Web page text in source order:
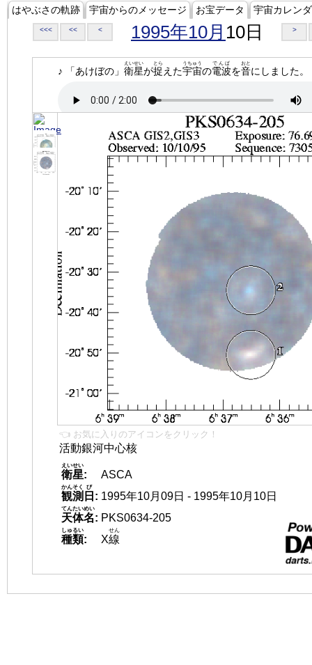
はやぶさの軌跡 宇宙からのメッセージ お宝データ 宇宙カレン
<<< << < 1995年10月 10日 >
♪ 「あけぼの」 衛星
えいせい
が捉
とら
えた宇宙
うちゅう
の電波
でんぱ
を音
おと
にしました。
👈 お気に入りのアイコンをクリック！
活動銀河中心核
衛星
えいせい
:
ASCA
観測
かんそく
日
び
: 1995年10月09日 - 1995年10月10日
天体名
てんたいめい
: PKS0634-205
種類
しゅるい
: X線
せん